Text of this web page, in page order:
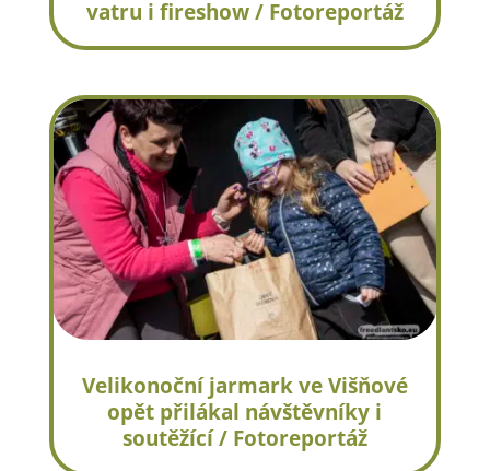
vatru i fireshow / Fotoreportáž
Velikonoční jarmark ve Višňové
opět přilákal návštěvníky i
soutěžící / Fotoreportáž